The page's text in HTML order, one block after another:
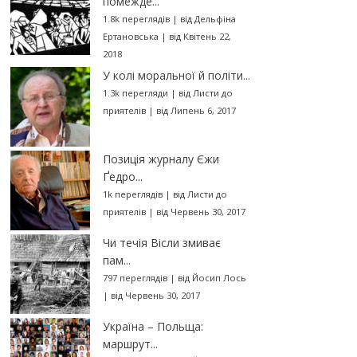
1.8k переглядів| від Дельфіна
Ертановська | від Квітень 22,
2018
У колі моральної й політи...
1.3k перегляди | від Листи до
приятелів| від Липень 6, 2017
Позиція журналу Єжи
Ґедро...
1k переглядів| від Листи до
приятелів| від Червень 30, 2017
Чи течія Вісли змиває
пам...
797 переглядів| від Йосип Лось
| від Червень 30, 2017
Україна – Польща:
маршрут...